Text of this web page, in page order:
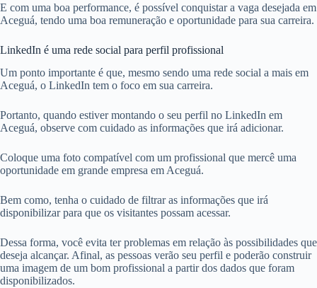
E com uma boa performance, é possível conquistar a vaga desejada em
Aceguá, tendo uma boa remuneração e oportunidade para sua carreira.
LinkedIn é uma rede social para perfil profissional
Um ponto importante é que, mesmo sendo uma rede social a mais em
Aceguá, o LinkedIn tem o foco em sua carreira.
Portanto, quando estiver montando o seu perfil no LinkedIn em
Aceguá, observe com cuidado as informações que irá adicionar.
Coloque uma foto compatível com um profissional que mercê uma
oportunidade em grande empresa em Aceguá.
Bem como, tenha o cuidado de filtrar as informações que irá
disponibilizar para que os visitantes possam acessar.
Dessa forma, você evita ter problemas em relação às possibilidades que
deseja alcançar. Afinal, as pessoas verão seu perfil e poderão construir
uma imagem de um bom profissional a partir dos dados que foram
disponibilizados.